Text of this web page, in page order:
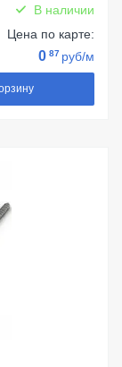
В наличии
Цена по карте:
0 87 руб/м